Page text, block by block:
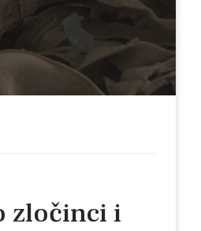
zločinci i